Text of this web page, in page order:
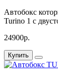
Автобокс
Turino 1 с
24900р.
Купить